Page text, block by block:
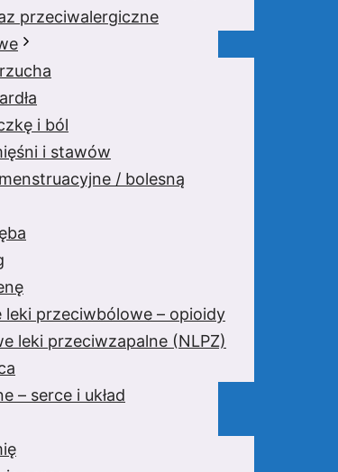
przeciwalergiczne
i ból
i stawów
/ bolesną
przeciwbólowe – opioidy
leki przeciwzapalne (NLPZ)
– serce i układ